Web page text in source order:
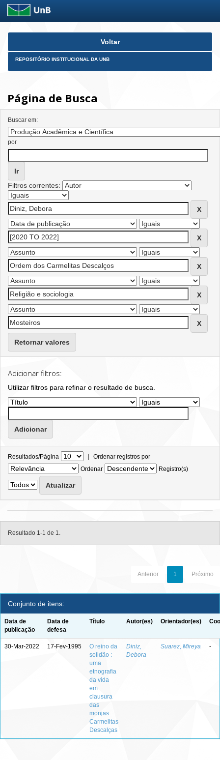
Skip
Voltar
REPOSITÓRIO INSTITUCIONAL DA UNB
Página de Busca
Buscar em:
por
Filtros correntes:
Retornar valores
Adicionar filtros:
Utilizar filtros para refinar o resultado de busca.
Resultados/Página | Ordenar registros por
Ordenar
Registro(s)
Resultado 1-1 de 1.
Anterior 1 Próximo
Conjunto de itens:
Data de
publicação
Data de
defesa
Título Autor(es) Orientador(es)
30-Mar-2022 17-Fev-1995
O reino da
solidão :
uma
etnografia
da vida
em
clausura
das
monjas
Carmelitas
Descalças
Diniz,
Debora
Suarez, Mireya -